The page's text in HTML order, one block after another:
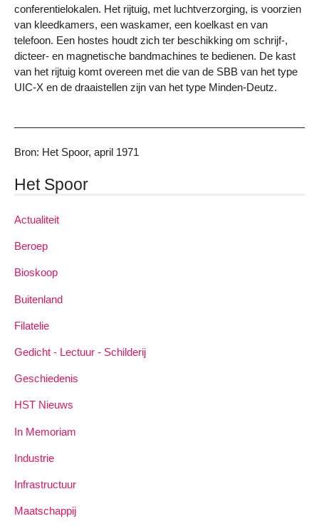
conferentielokalen. Het rijtuig, met luchtverzorging, is voorzien
van kleedkamers, een waskamer, een koelkast en van
telefoon. Een hostes houdt zich ter beschikking om schrijf-,
dicteer- en magnetische bandmachines te bedienen. De kast
van het rijtuig komt overeen met die van de SBB van het type
UIC-X en de draaistellen zijn van het type Minden-Deutz.
Bron: Het Spoor, april 1971
Het Spoor
Actualiteit
Beroep
Bioskoop
Buitenland
Filatelie
Gedicht - Lectuur - Schilderij
Geschiedenis
HST Nieuws
In Memoriam
Industrie
Infrastructuur
Maatschappij